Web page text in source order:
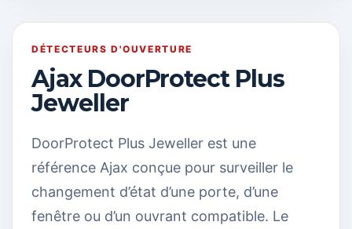
DÉTECTEURS D'OUVERTURE
Ajax DoorProtect Plus
Jeweller
DoorProtect Plus Jeweller est une
référence Ajax conçue pour surveiller le
changement d’état d’une porte, d’une
fenêtre ou d’un ouvrant compatible. Le